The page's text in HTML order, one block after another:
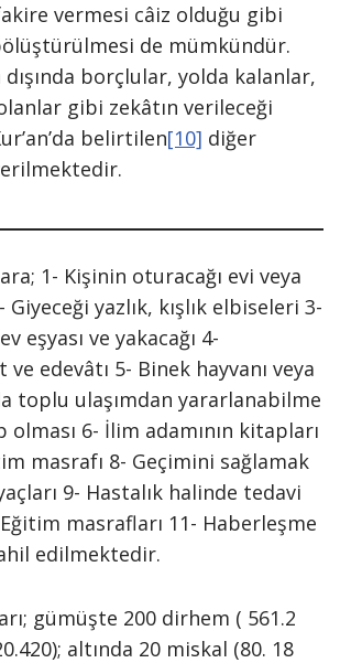
vermesi câiz olduğu gibi
de mümkündür.
borçlular, yolda kalanlar,
gibi zekâtın verileceği
belirtilen[10] diğer
1- Kişinin oturacağı evi veya
Giyeceği yazlık, kışlık elbiseleri 3-
eşyası ve yakacağı 4-
ve edevâtı 5- Binek hayvanı veya
toplu ulaşımdan yararlanabilme
olması 6- İlim adamının kitapları
masrafı 8- Geçimini sağlamak
9- Hastalık halinde tedavi
masrafları 11- Haberleşme
edilmektedir.
gümüşte 200 dirhem ( 561.2
altında 20 miskal (80. 18